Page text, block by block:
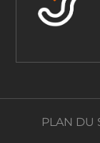
PLAN DU